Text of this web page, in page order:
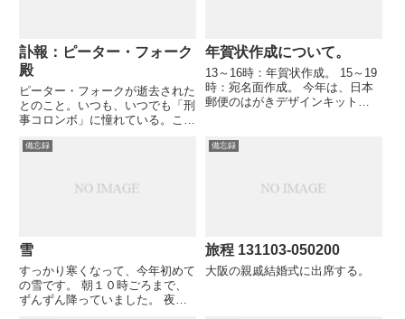
訃報：ピーター・フォーク
殿
ピーター・フォークが逝去された
とのこと。いつも、いつでも「刑
事コロンボ」に憧れている。これ
ロンボ」に主演し人気を博した米
リーヒルズの自宅で死去した。
年賀状作成について。
13～16時：年賀状作成。 15～19
時：宛名面作成。 今年は、日本
郵便のはがきデザインキット
ていたため一昼夜かかっていた。
備忘録
雪
すっかり寒くなって、今年初めて
の雪です。 朝１０時ごろまで、
ずんずん降っていました。 夜
備忘録
旅程 131103-050200
大阪の親戚結婚式に出席する。